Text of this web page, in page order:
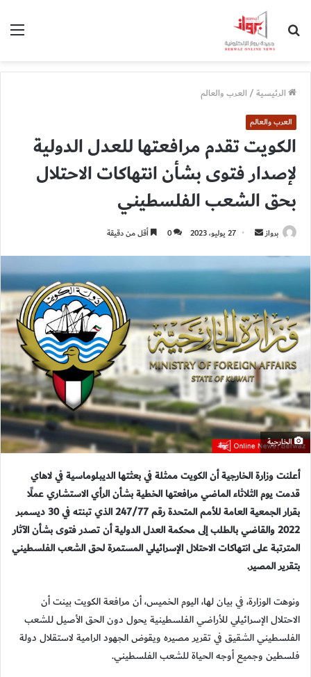
الرئيسية/العرب والعالم
العرب والعالم
الكويت تقدم مرافعتها للعدل الدولية
لإصدار فتوى بشأن انتهاكات الاحتلال
بحق الشعب الفلسطيني
برواز
أرسل
إلكترونيا
27 يوليو، 2023 0 أقل من دقيقة
الخارجية
أعلنت وزارة الخارجية أن الكويت ممثلة في بعثتها الديبلوماسية في لاهاي
قدمت يوم الثلاثاء الماضي مرافعتها الخطية بشأن الرأي الاستشاري عملًا
بقرار الجمعية العامة للأمم المتحدة رقم 247/77 الذي تبنته في 30 ديسمبر
2022 والقاضي بالطلب إلى محكمة العدل الدولية أن تصدر فتوى بشأن الآثار
المترتبة على انتهاكات الاحتلال الإسرائيلي المستمرة لحق الشعب الفلسطيني
بتقرير المصير.
ونوهت الوزارة، في بيان لها، اليوم الخميس، أن مرافعة الكويت بينت أن
الاحتلال الإسرائيلي للأراضي الفلسطينية يحول دون الحق الأصيل للشعب
الفلسطيني الشقيق في تقرير مصيره ويقوض الجهود الرامية لاستقلال دولة
فلسطين وجميع أوجه الحياة للشعب الفلسطيني.